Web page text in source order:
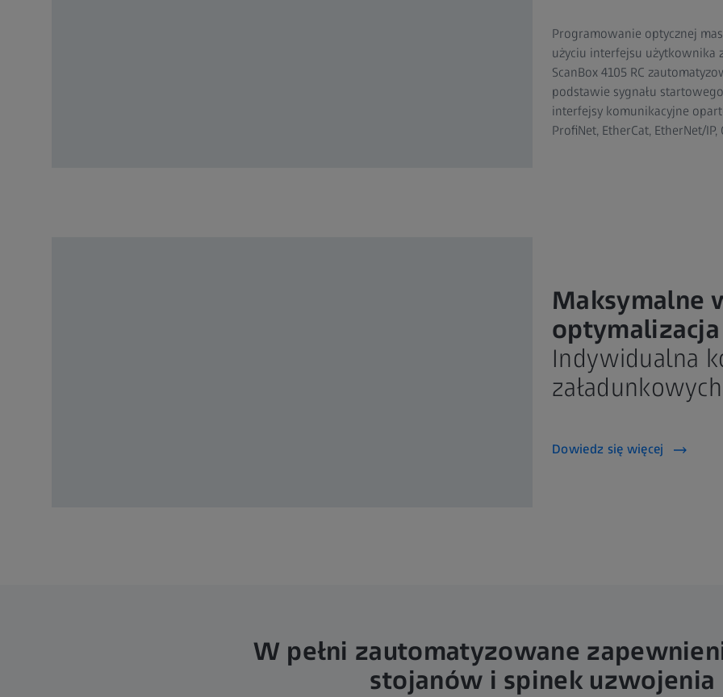
Programowanie optycznej
użyciu interfejsu użytkownika
ScanBox 4105 RC
podstawie sygnału
interfejsy komunikacyjne
ProfiNet, EtherCat, EtherNet/IP,
Maksymalne
Indywidualna
załadunkowych
Dowiedz się więcej
W pełni zautomatyzowane
stojanów i spinek uzwojenia